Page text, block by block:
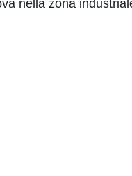
nella zona